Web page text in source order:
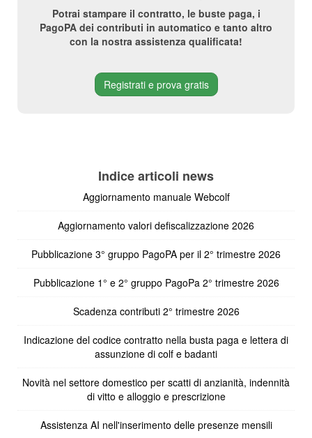
Potrai stampare il contratto, le buste paga, i
PagoPA dei contributi in automatico e tanto altro
con la nostra assistenza qualificata!
Registrati e prova gratis
Indice articoli news
Aggiornamento manuale Webcolf
Aggiornamento valori defiscalizzazione 2026
Pubblicazione 3° gruppo PagoPA per il 2° trimestre 2026
Pubblicazione 1° e 2° gruppo PagoPa 2° trimestre 2026
Scadenza contributi 2° trimestre 2026
Indicazione del codice contratto nella busta paga e lettera di
assunzione di colf e badanti
Novità nel settore domestico per scatti di anzianità, indennità
di vitto e alloggio e prescrizione
Assistenza AI nell'inserimento delle presenze mensili